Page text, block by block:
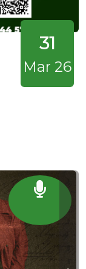
31
Mar 26